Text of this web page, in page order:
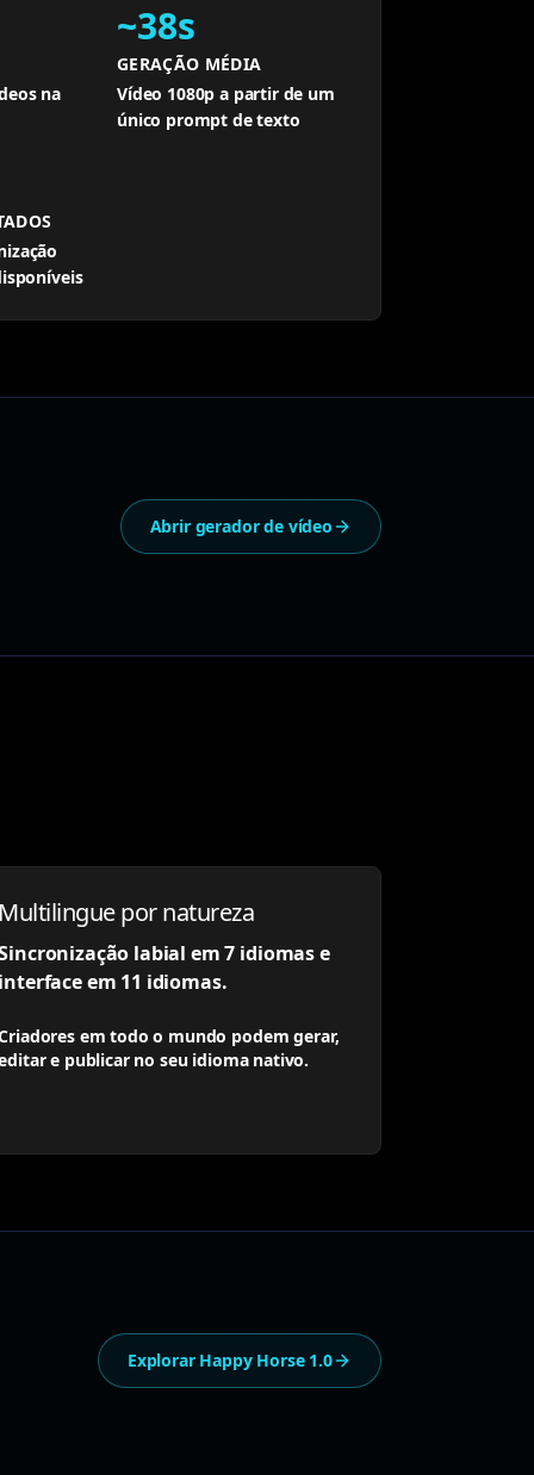
na
~38s
GERAÇÃO MÉDIA
Vídeo 1080p a partir de um
único prompt de texto
Abrir gerador de vídeo
por natureza
labial em 7 idiomas e
em 11 idiomas.
em todo o mundo podem gerar,
e publicar no seu idioma nativo.
Explorar Happy Horse 1.0